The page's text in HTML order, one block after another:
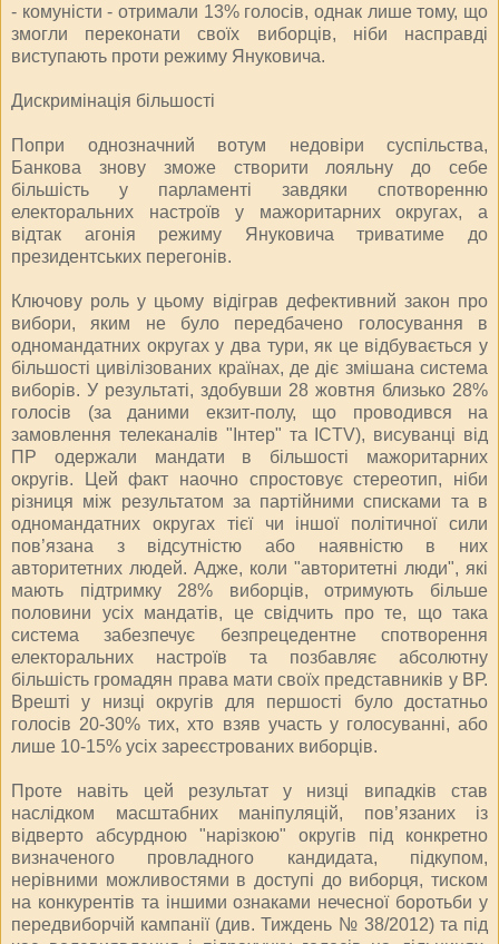
- комуністи - отримали 13% голосів, однак лише тому, що
змогли переконати своїх виборців, ніби насправді
виступають проти режиму Януковича.
Дискримінація більшості
Попри однозначний вотум недовіри суспільства,
Банкова знову зможе створити лояльну до себе
більшість у парламенті завдяки спотворенню
електоральних настроїв у мажоритарних округах, а
відтак агонія режиму Януковича триватиме до
президентських перегонів.
Ключову роль у цьому відіграв дефективний закон про
вибори, яким не було передбачено голосування в
одномандатних округах у два тури, як це відбувається у
більшості цивілізованих країнах, де діє змішана система
виборів. У результаті, здобувши 28 жовтня близько 28%
голосів (за даними екзит-полу, що проводився на
замовлення телеканалів "Інтер" та ICTV), висуванці від
ПР одержали мандати в більшості мажоритарних
округів. Цей факт наочно спростовує стереотип, ніби
різниця між результатом за партійними списками та в
одномандатних округах тієї чи іншої політичної сили
пов’язана з відсутністю або наявністю в них
авторитетних людей. Адже, коли "авторитетні люди", які
мають підтримку 28% виборців, отримують більше
половини усіх мандатів, це свідчить про те, що така
система забезпечує безпрецедентне спотворення
електоральних настроїв та позбавляє абсолютну
більшість громадян права мати своїх представників у ВР.
Врешті у низці округів для першості було достатньо
голосів 20-30% тих, хто взяв участь у голосуванні, або
лише 10-15% усіх зареєстрованих виборців.
Проте навіть цей результат у низці випадків став
наслідком масштабних маніпуляцій, пов’язаних із
відверто абсурдною "нарізкою" округів під конкретно
визначеного провладного кандидата, підкупом,
нерівними можливостями в доступі до виборця, тиском
на конкурентів та іншими ознаками нечесної боротьби у
передвиборчій кампанії (див. Тиж­день № 38/2012) та під